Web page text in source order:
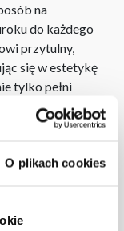
O plikach cookies
na
do każdego
przytulny,
się w estetykę
tylko pełni
przestrzeni
ramie
naturalny
boho
pomoc w